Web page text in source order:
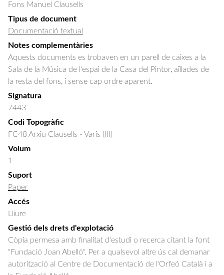
Fons Manuel Clausells
Tipus de document
Documentació textual
Notes complementàries
Aquests documents es trobaven en un parell de caixes a la
Sala de la Música de l'espai de la Casa del Pintor, aïllades de
la resta del fons, i sense cap ordre aparent.
Signatura
7443
Codi Topogràfic
FC48 Arxiu Clausells - Varis (III)
Volum
1
Suport
Paper
Accés
Lliure
Gestió dels drets d'explotació
Còpia permesa amb finalitat d'estudi o recerca citant la font
"Fundació Joan Abelló". Per a qualsevol altre ús cal demanar
autorització al Centre de Documentació de l'Orfeó Català i a